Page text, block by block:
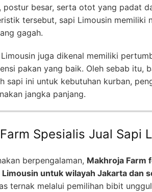
, postur besar, serta otot yang padat
tersebut, sapi Limousin memiliki
gagah.
juga dikenal memiliki
pakan yang baik. Oleh sebab itu,
sapi ini untuk kebutuhan kurban,
jangka panjang.
Spesialis Jual Sapi
berpengalaman, Makhroja Farm
Limousin untuk wilayah Jakarta dan
ternak melalui pemilihan bibit